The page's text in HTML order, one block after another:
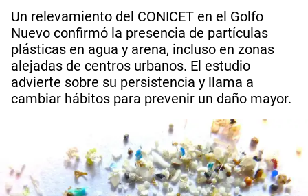
Un relevamiento del CONICET en el Golfo
Nuevo confirmó la presencia de partículas
plásticas en agua y arena, incluso en zonas
alejadas de centros urbanos. El estudio
advierte sobre su persistencia y llama a
cambiar hábitos para prevenir un daño mayor.